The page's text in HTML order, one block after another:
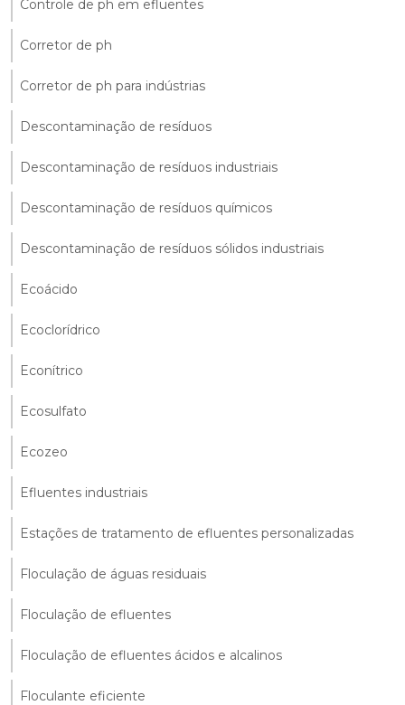
Controle de ph em efluentes
Corretor de ph
Corretor de ph para indústrias
Descontaminação de resíduos
Descontaminação de resíduos industriais
Descontaminação de resíduos químicos
Descontaminação de resíduos sólidos industriais
Ecoácido
Ecoclorídrico
Econítrico
Ecosulfato
Ecozeo
Efluentes industriais
Estações de tratamento de efluentes personalizadas
Floculação de águas residuais
Floculação de efluentes
Floculação de efluentes ácidos e alcalinos
Floculante eficiente